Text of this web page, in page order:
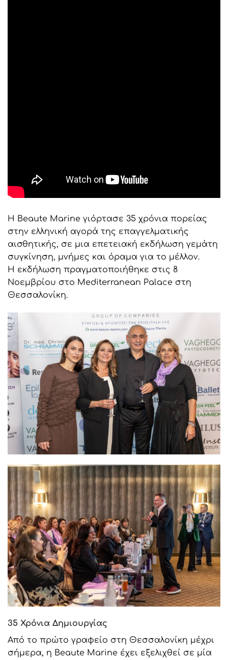
Η Beaute Marine γιόρτασε 35 χρόνια πορείας
στην ελληνική αγορά της επαγγελματικής
αισθητικής, σε μια επετειακή εκδήλωση γεμάτη
συγκίνηση, μνήμες και όραμα για το μέλλον.
Η εκδήλωση πραγματοποιήθηκε στις 8
Νοεμβρίου στο Mediterranean Palace στη
Θεσσαλονίκη.
35 Χρόνια Δημιουργίας
Από το πρώτο γραφείο στη Θεσσαλονίκη μέχρι
σήμερα, η Beaute Marine έχει εξελιχθεί σε μία